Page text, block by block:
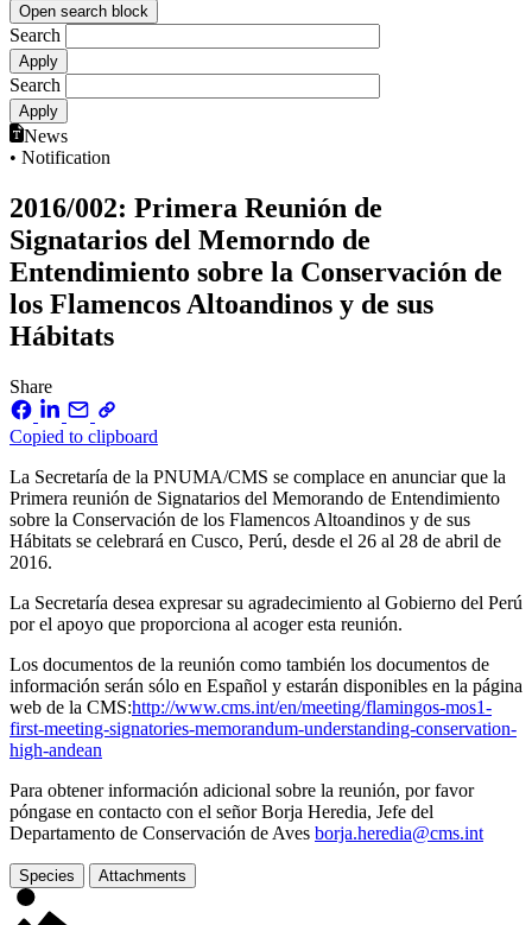
Open search block
Search
Search
News
• Notification
2016/002: Primera Reunión de
Signatarios del Memorndo de
Entendimiento sobre la Conservación de
los Flamencos Altoandinos y de sus
Hábitats
Share
Copied to clipboard
La Secretaría de la PNUMA/CMS se complace en anunciar que la
Primera reunión de Signatarios del Memorando de Entendimiento
sobre la Conservación de los Flamencos Altoandinos y de sus
Hábitats se celebrará en Cusco, Perú, desde el 26 al 28 de abril de
2016.
La Secretaría desea expresar su agradecimiento al Gobierno del Perú
por el apoyo que proporciona al acoger esta reunión.
Los documentos de la reunión como también los documentos de
información serán sólo en Español y estarán disponibles en la página
web de la CMS:http://www.cms.int/en/meeting/flamingos-mos1-
first-meeting-signatories-memorandum-understanding-conservation-
high-andean
Para obtener información adicional sobre la reunión, por favor
póngase en contacto con el señor Borja Heredia, Jefe del
Departamento de Conservación de Aves borja.heredia@cms.int
Species Attachments